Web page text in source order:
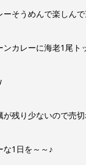
ーそうめんで楽しん
ンカレーに海老1尾ト
が残り少ないので売
な1日を～～♪